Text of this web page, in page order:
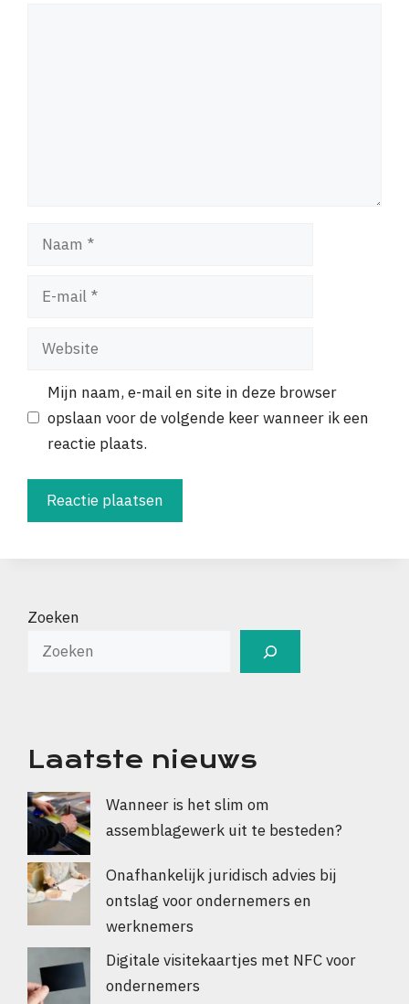
Naam
Website
Mijn naam, e-mail en site in deze browser
opslaan voor de volgende keer wanneer ik een
reactie plaats.
Zoeken
Laatste nieuws
Wanneer is het slim om
assemblagewerk uit te besteden?
Onafhankelijk juridisch advies bij
ontslag voor ondernemers en
werknemers
Digitale visitekaartjes met NFC voor
ondernemers